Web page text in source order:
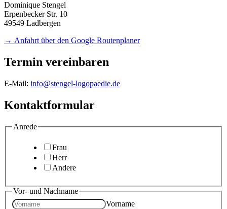
Dominique Stengel
Erpenbecker Str. 10
49549 Ladbergen
→ Anfahrt über den Google Routenplaner
Termin vereinbaren
E-Mail: info@stengel-logopaedie.de
Kontaktformular
Anrede
Frau
Herr
Andere
Vor- und Nachname
Vorname